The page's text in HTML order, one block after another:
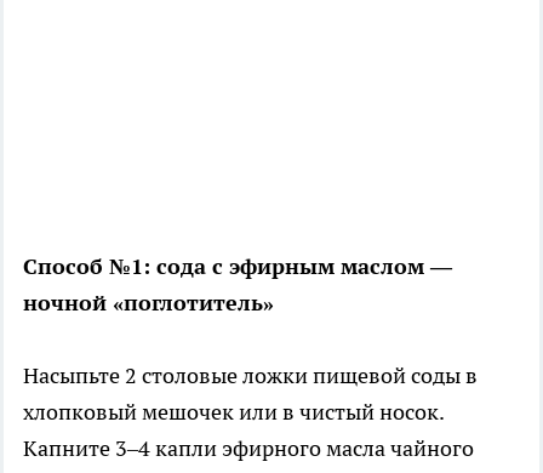
Способ №1: сода с эфирным маслом —
ночной «поглотитель»
Насыпьте 2 столовые ложки пищевой соды в
хлопковый мешочек или в чистый носок.
Капните 3–4 капли эфирного масла чайного